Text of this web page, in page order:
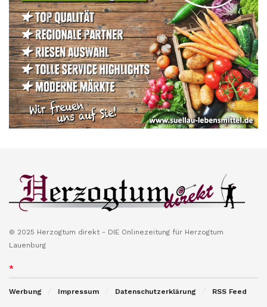
© 2025 Herzogtum direkt - DIE Onlinezeitung für Herzogtum
Lauenburg
*
Werbung Impressum Datenschutzerklärung RSS Feed